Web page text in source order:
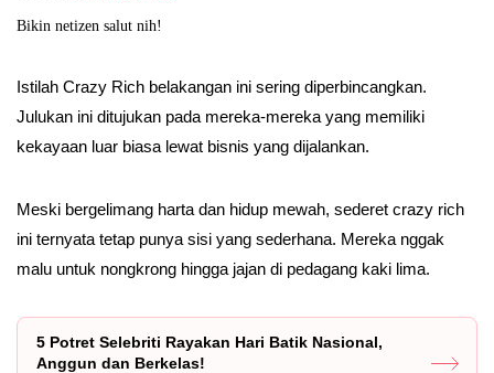
Bikin netizen salut nih!
Istilah Crazy Rich belakangan ini sering diperbincangkan.
Julukan ini ditujukan pada mereka-mereka yang memiliki
kekayaan luar biasa lewat bisnis yang dijalankan.
Meski bergelimang harta dan hidup mewah, sederet crazy rich
ini ternyata tetap punya sisi yang sederhana. Mereka nggak
malu untuk nongkrong hingga jajan di pedagang kaki lima.
5 Potret Selebriti Rayakan Hari Batik Nasional,
Anggun dan Berkelas!